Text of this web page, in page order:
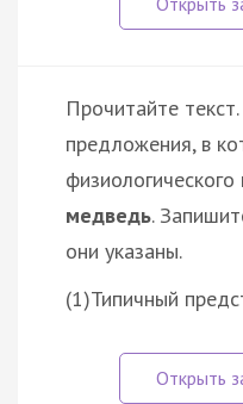
Прочитайте
предложения, в
медведь.
они указаны.
(1)Типичный